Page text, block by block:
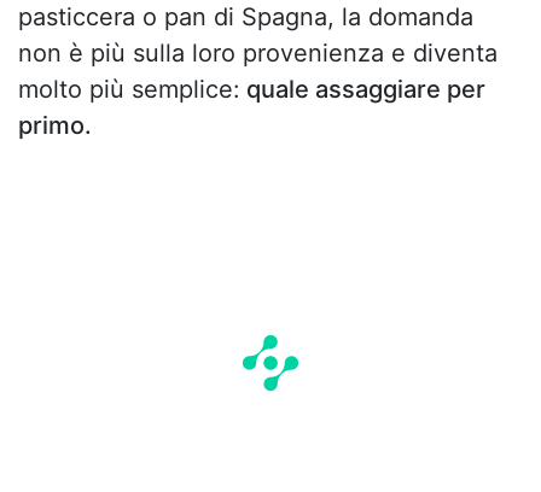
pasticcera o pan di Spagna, la domanda
non è più sulla loro provenienza e diventa
molto più semplice: quale assaggiare per
primo.